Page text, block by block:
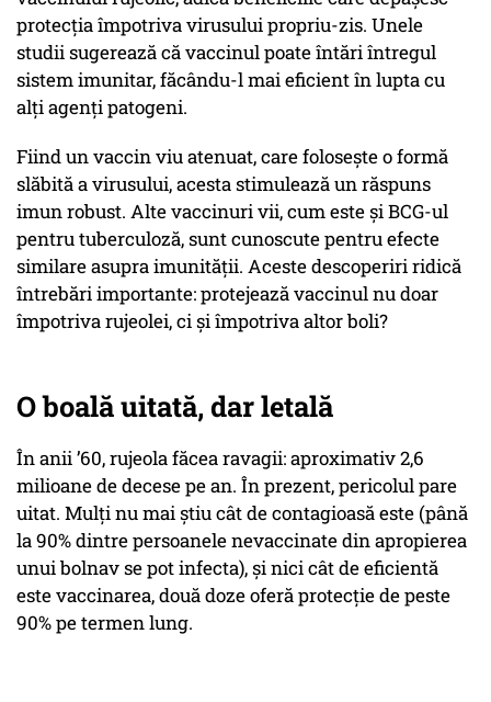
protecția împotriva virusului propriu-zis. Unele
studii sugerează că vaccinul poate întări întregul
sistem imunitar, făcându-l mai eficient în lupta cu
alți agenți patogeni.
Fiind un vaccin viu atenuat, care folosește o formă
slăbită a virusului, acesta stimulează un răspuns
imun robust. Alte vaccinuri vii, cum este și BCG-ul
pentru tuberculoză, sunt cunoscute pentru efecte
similare asupra imunității. Aceste descoperiri ridică
întrebări importante: protejează vaccinul nu doar
împotriva rujeolei, ci și împotriva altor boli?
O boală uitată, dar letală
În anii ’60, rujeola făcea ravagii: aproximativ 2,6
milioane de decese pe an. În prezent, pericolul pare
uitat. Mulți nu mai știu cât de contagioasă este (până
la 90% dintre persoanele nevaccinate din apropierea
unui bolnav se pot infecta), și nici cât de eficientă
este vaccinarea, două doze oferă protecție de peste
90% pe termen lung.